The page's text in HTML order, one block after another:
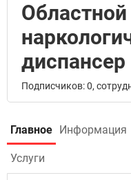
Областной
диспансер
Подписчиков: 0,
Главное Информация
Услуги